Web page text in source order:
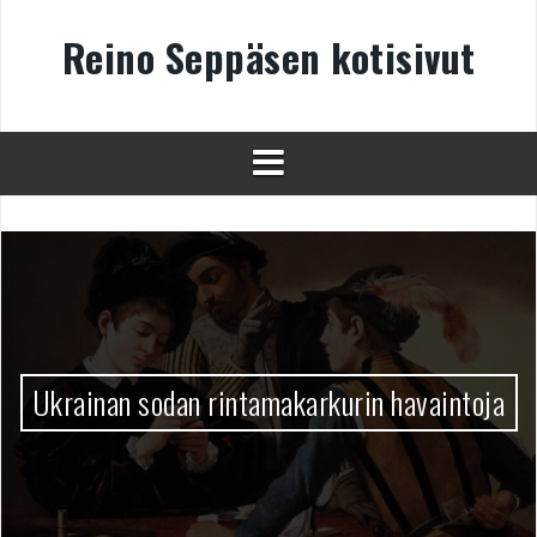
Reino Seppäsen kotisivut
Ukrainan sodan rintamakarkurin havaintoja